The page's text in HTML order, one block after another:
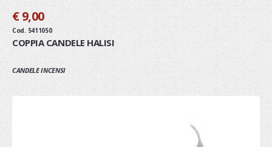
€ 9,00
Cod. 5411050
COPPIA CANDELE HALISI
CANDELE INCENSI